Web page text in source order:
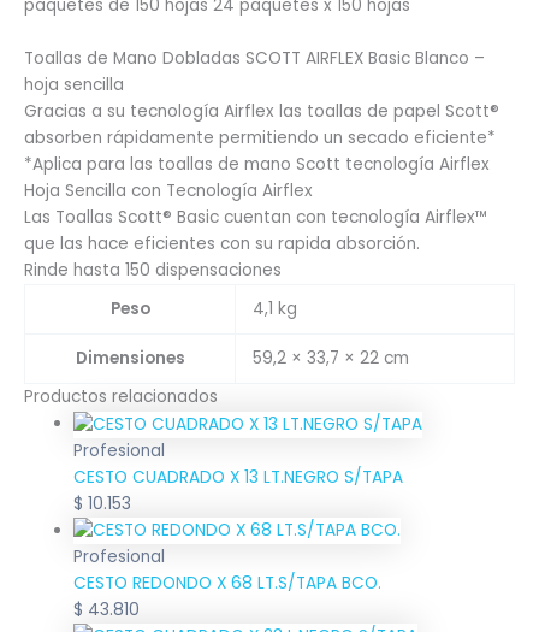
paquetes de 150 hojas 24 paquetes x 150 hojas
Toallas de Mano Dobladas SCOTT AIRFLEX Basic Blanco –
hoja sencilla
Gracias a su tecnología Airflex las toallas de papel Scott®
absorben rápidamente permitiendo un secado eficiente*
*Aplica para las toallas de mano Scott tecnología Airflex
Hoja Sencilla con Tecnología Airflex
Las Toallas Scott® Basic cuentan con tecnología Airflex™
que las hace eficientes con su rapida absorción.
Rinde hasta 150 dispensaciones
Peso
4,1 kg
Dimensiones
59,2 × 33,7 × 22 cm
Productos relacionados
Profesional
CESTO CUADRADO X 13 LT.NEGRO S/TAPA
$ 10.153
Profesional
CESTO REDONDO X 68 LT.S/TAPA BCO.
$ 43.810